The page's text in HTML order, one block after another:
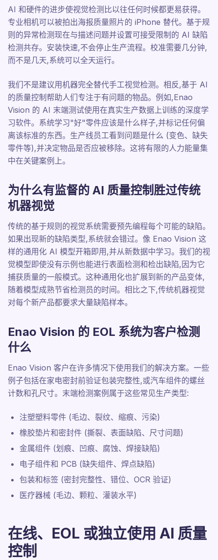
AI 和硬件的进步使视觉检测比以往任何时候都更易获得。
专业相机可以被拍出海报质量照片的 iPhone 替代。基于规
则的异常检测现在与描述问题并设置可接受限制的 AI 缺陷
检测共存。安装快速,不会停止生产流程。校准需要几分钟,
而不是几天,系统可以全天运行。
我们不是建议用机器完全替代手工视觉检测。相反,基于 AI
的质量控制帮助人们专注于有问题的物品。例如,Enao
Vision 的 AI 末端测试使用在真实生产数据上训练的深度学
习软件。系统学习"好"零件应该是什么样子,并标记任何偏
离该标准的东西。生产线员工看到问题是什么 (变色、缺失
零件等),并决定物品是否应被移除。这将有限的人力能量集
中在关键案例上。
为什么有监督的 AI 质量控制胜过传统
机器视觉
传统的基于规则的视觉系统需要预先编程每个可能的缺陷。
如果出现新的缺陷类型,系统就会错过。像 Enao Vision 这
样的通用化 AI 模型开箱即用,并从新数据中学习。我们的视
觉模型即使没有示例也能进行表面检测和检出缺陷,因为它
捕获质量的一般模式。这种通用化也扩展到新的产品变体,
随着模型成熟节省检测员的时间。相比之下,传统机器视觉
对每个新产品都要求大量缺陷样本。
Enao Vision 的 EOL 系统为客户检测
什么
Enao Vision 客户在许多情况下使用我们的解决方案。一些
例子包括在家电密封前验证包装完整性,或汽车组件的螺丝
计数和孔尺寸。末端检测案例属于这些常见生产类型:
注塑塑料零件 (毛边、裂纹、缩痕、污染)
橡胶垫片和密封件 (撕裂、表面缺陷、尺寸问题)
金属组件 (划痕、凹痕、腐蚀、焊接缺陷)
电子组件和 PCB (缺失组件、焊点缺陷)
包装和标签 (密封完整性、错位、OCR 验证)
医疗器械 (毛边、颗粒、灌装水平)
在线、EOL 或独立使用 AI 质量
控制